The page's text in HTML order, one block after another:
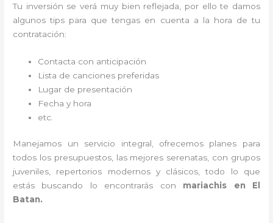
Tu inversión se verá muy bien reflejada, por ello te damos
algunos tips para que tengas en cuenta a la hora de tu
contratación:
Contacta con anticipación
Lista de canciones preferidas
Lugar de presentación
Fecha y hora
etc.
Manejamos un servicio integral, ofrecemos planes para
todos los presupuestos, las mejores serenatas, con grupos
juveniles, repertorios modernos y clásicos, todo lo que
estás buscando lo encontrarás con mariachis en El
Batan.